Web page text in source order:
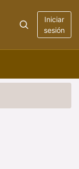
Iniciar
sesión